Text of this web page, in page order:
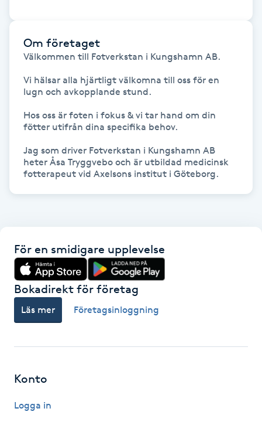
Funktionsanalys
Färgning
Gel naglar
Gelenaglar
Gellack med förstärkning
Gravidmassage
Gravidyoga
Gua Sha-massage
H
Om företaget
Välkommen till Fotverkstan i Kungshamn AB.
Vi hälsar alla hjärtligt välkomna till oss för en
lugn och avkopplande stund.
Hos oss är foten i fokus & vi tar hand om din
fötter utifrån dina specifika behov.
Jag som driver Fotverkstan i Kungshamn AB
heter Åsa Tryggvebo och är utbildad medicinsk
fotterapeut vid Axelsons institut i Göteborg.
För en smidigare upplevelse
Bokadirekt för företag
Läs mer Företagsinloggning
Konto
Logga in